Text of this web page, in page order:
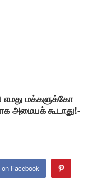
எமது மக்களுக்கோ
அமையக் கூடாது!-
on Facebook